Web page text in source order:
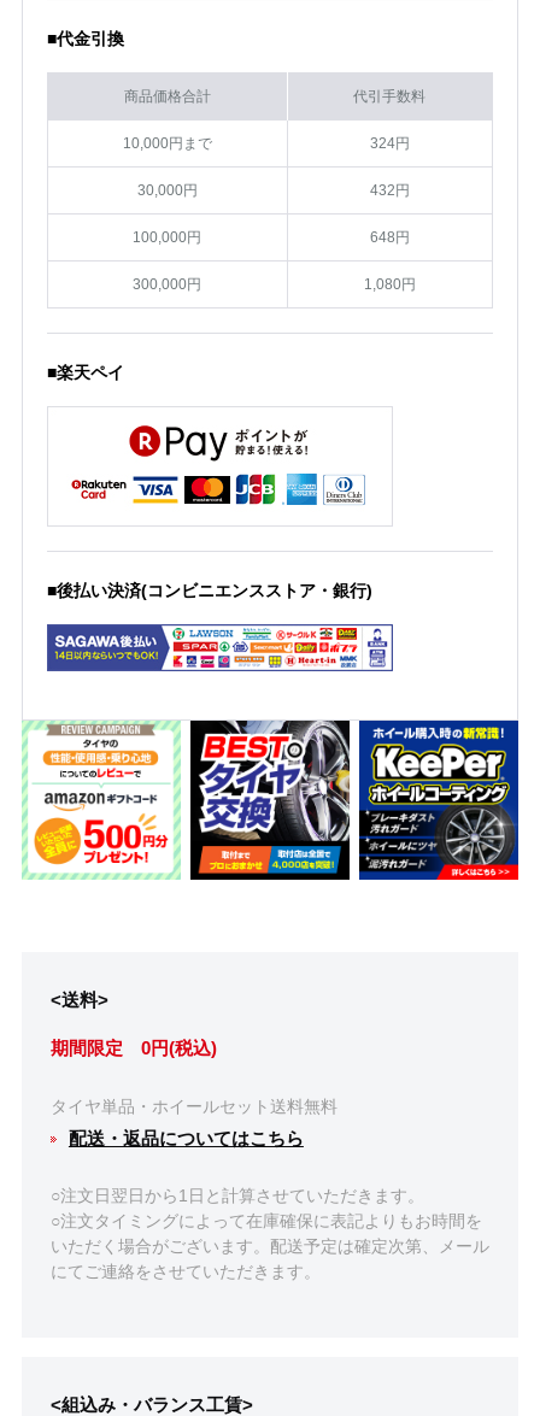
■代金引換
商品価格合計 代引手数料
10,000円まで 324円
30,000円 432円
100,000円 648円
300,000円 1,080円
■楽天ペイ
■後払い決済(コンビニエンスストア・銀行)
<送料>
期間限定 0円(税込)
タイヤ単品・ホイールセット送料無料
配送・返品についてはこちら
○注文日翌日から1日と計算させていただきます。
○注文タイミングによって在庫確保に表記よりもお時間を
いただく場合がございます。配送予定は確定次第、メール
にてご連絡をさせていただきます。
<組込み・バランス工賃>